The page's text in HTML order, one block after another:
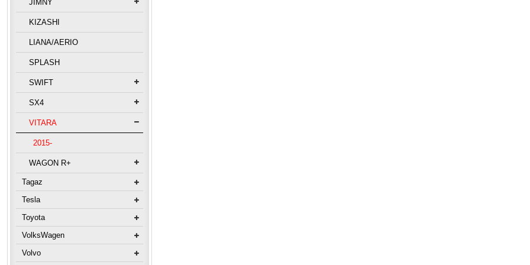
JIMNY
KIZASHI
LIANA/AERIO
SPLASH
SWIFT
SX4
VITARA
2015-
WAGON R+
Tagaz
Tesla
Toyota
VolksWagen
Volvo